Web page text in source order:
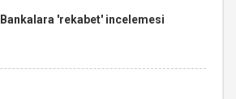
Bankalara 'rekabet' incelemesi